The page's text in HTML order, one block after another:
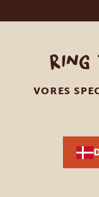
VORES